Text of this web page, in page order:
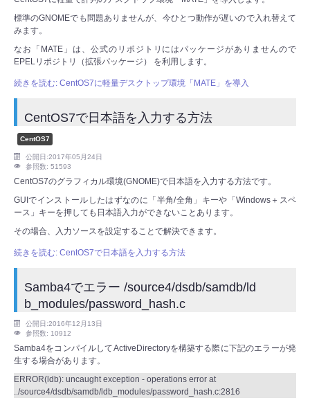
標準のGNOMEでも問題ありませんが、今ひとつ動作が遅いので入れ替えて
みます。
なお「MATE」は、公式のリポジトリにはパッケージがありませんので
EPELリポジトリ（拡張パッケージ） を利用します。
続きを読む: CentOS7に軽量デスクトップ環境「MATE」を導入
CentOS7で日本語を入力する方法
CentOS7
公開日:2017年05月24日
参照数: 51593
CentOS7のグラフィカル環境(GNOME)で日本語を入力する方法です。
GUIでインストールしたはずなのに「半角/全角」キーや「Windows＋スペ
ース」キーを押しても日本語入力ができないことあります。
その場合、入力ソースを設定することで解決できます。
続きを読む: CentOS7で日本語を入力する方法
Samba4でエラー /source4/dsdb/samdb/ld
b_modules/password_hash.c
公開日:2016年12月13日
参照数: 10912
Samba4をコンパイルしてActiveDirectoryを構築する際に下記のエラーが発
生する場合があります。
ERROR(ldb): uncaught exception - operations error at
../source4/dsdb/samdb/ldb_modules/password_hash.c:2816